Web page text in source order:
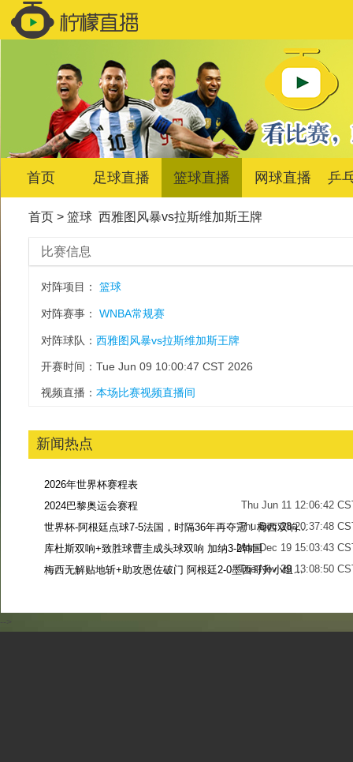
首页 足球直播 篮球直播 网球直播 乒
首页> 篮球 西雅图风暴vs拉斯维加斯王牌
比赛信息
对阵项目： 篮球
对阵赛事： WNBA常规赛
对阵球队： 西雅图风暴vs拉斯维加斯王牌
开赛时间：Tue Jun 09 10:00:47 CST 2026
视频直播： 本场比赛视频直播间
新闻热点
2026年世界杯赛程表
Thu Jun 11 12:06:42
2024巴黎奥运会赛程
Thu Dec 28 20:37:48
世界杯-阿根廷点球7-5法国，时隔36年再夺冠！梅西双响姆巴佩戴帽
Mon Dec 19 15:03:43
库杜斯双响+致胜球曹圭成头球双响 加纳3-2韩国
Tue Nov 29 13:08:50
梅西无解贴地斩+助攻恩佐破门 阿根廷2-0墨西哥升小组第二